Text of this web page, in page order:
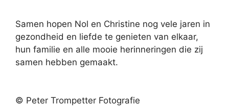
Samen hopen Nol en Christine nog vele jaren in
gezondheid en liefde te genieten van elkaar,
hun familie en alle mooie herinneringen die zij
samen hebben gemaakt.
© Peter Trompetter Fotografie